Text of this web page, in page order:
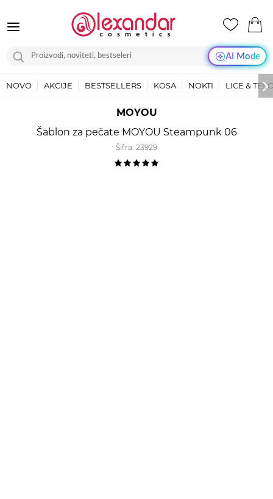
AI Mode
NOVO AKCIJE BESTSELLERS KOSA NOKTI LICE &
MOYOU
Šablon za pečate MOYOU Steampunk 06
Šifra: 23929